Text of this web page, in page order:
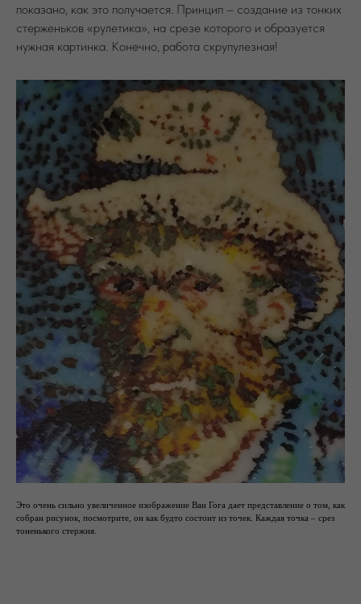
показано, как это получается. Принцип – создание из тонких
стерженьков «рулетика», на срезе которого и образуется
нужная картинка. Конечно, работа скрупулезная!
Это очень сильно увеличенное изображение Ван Гога дает представление о том, как
собран рисунок, посмотрите, он как будто состоит из точек. Каждая точка – срез
тоненького стержня.